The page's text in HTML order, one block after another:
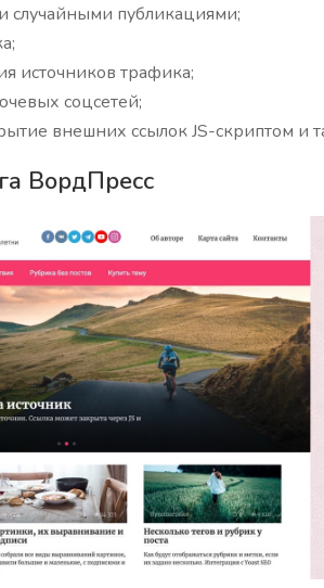
случайными публикациями;
источников трафика;
соцсетей;
внешних ссылок JS-скриптом и
ВордПресс